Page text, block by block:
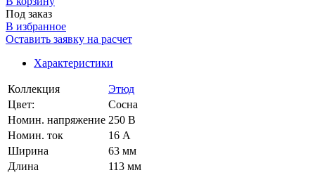
Под заказ
В избранное
Оставить заявку на расчет
Характеристики
Коллекция
Этюд
Цвет:
Сосна
Номин. напряжение 250 В
Номин. ток
16 А
Ширина
63 мм
Длина
113 мм